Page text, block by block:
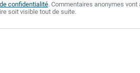
confidentialité. Commentaires anonymes
soit visible tout de suite.